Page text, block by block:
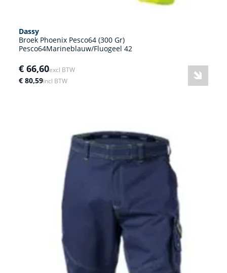
Dassy
Broek Phoenix Pesco64 (300 Gr)
Pesco64Marineblauw/Fluogeel 42
€ 66,60excl BTW
€ 80,59incl BTW